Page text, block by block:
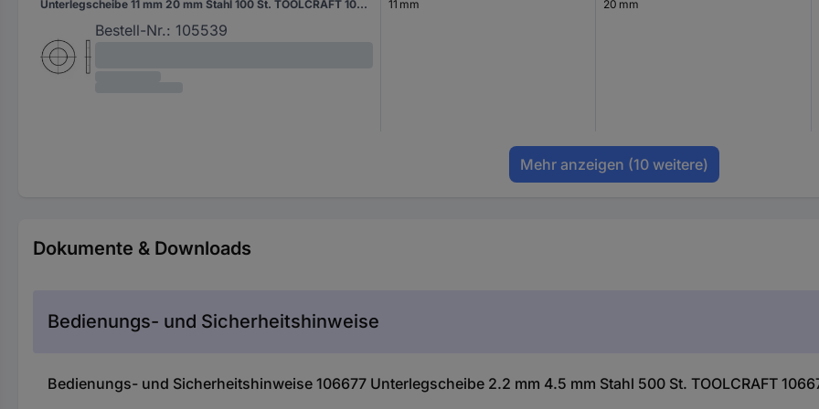
Unterlegscheibe 11 mm 20 mm Stahl 100 St. TOOLCRAFT 105539
Bestell-Nr.: 105539
11 mm 20 mm
Mehr anzeigen (10 weitere)
Dokumente & Downloads
Bedienungs- und Sicherheitshinweise
Bedienungs- und Sicherheitshinweise 106677 Unterlegscheibe 2.2 mm 4.5 mm Stahl 500 St. TOOLCRAFT